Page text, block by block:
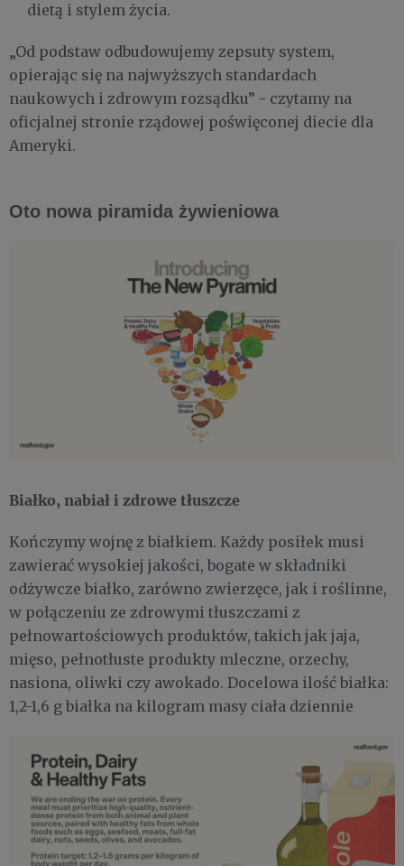
dietą i stylem życia.
„Od podstaw odbudowujemy zepsuty system,
opierając się na najwyższych standardach
naukowych i zdrowym rozsądku” - czytamy na
oficjalnej stronie rządowej poświęconej diecie dla
Ameryki.
Oto nowa piramida żywieniowa
Białko, nabiał i zdrowe tłuszcze
Kończymy wojnę z białkiem. Każdy posiłek musi
zawierać wysokiej jakości, bogate w składniki
odżywcze białko, zarówno zwierzęce, jak i roślinne,
w połączeniu ze zdrowymi tłuszczami z
pełnowartościowych produktów, takich jak jaja,
mięso, pełnotłuste produkty mleczne, orzechy,
nasiona, oliwki czy awokado. Docelowa ilość białka:
1,2-1,6 g białka na kilogram masy ciała dziennie